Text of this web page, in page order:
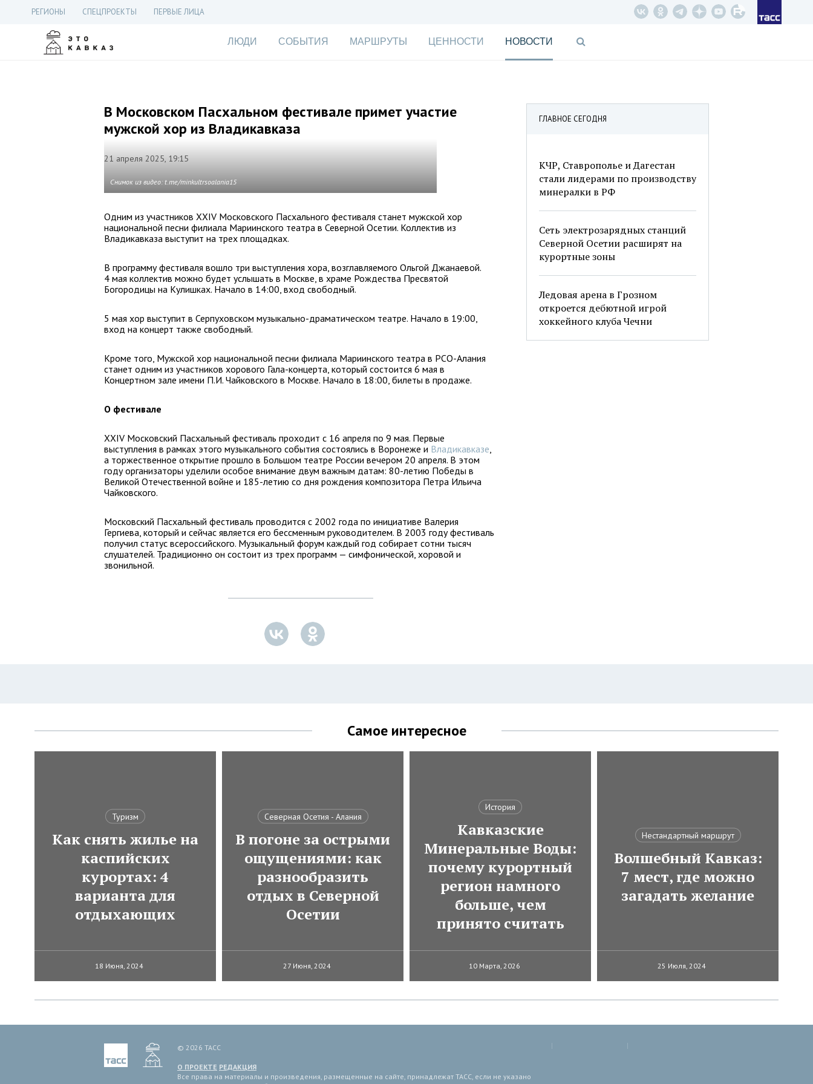
РЕГИОНЫ СПЕЦПРОЕКТЫ ПЕРВЫЕ ЛИЦА
ЛЮДИ СОБЫТИЯ МАРШРУТЫ ЦЕННОСТИ НОВОСТИ
ГЛАВНОЕ СЕГОДНЯ
КЧР, Ставрополье и Дагестан
стали лидерами по производству
минералки в РФ
Сеть электрозарядных станций
Северной Осетии расширят на
курортные зоны
Ледовая арена в Грозном
откроется дебютной игрой
хоккейного клуба Чечни
В Московском Пасхальном фестивале примет участие
мужской хор из Владикавказа
21 апреля 2025, 19:15
Снимок из видео: t.me/minkultrsoalania15
Одним из участников XХIV Московского Пасхального фестиваля станет мужской хор
национальной песни филиала Мариинского театра в Северной Осетии. Коллектив из
Владикавказа выступит на трех площадках.
В программу фестиваля вошло три выступления хора, возглавляемого Ольгой Джанаевой.
4 мая коллектив можно будет услышать в Москве, в храме Рождества Пресвятой
Богородицы на Кулишках. Начало в 14:00, вход свободный.
5 мая хор выступит в Серпуховском музыкально-драматическом театре. Начало в 19:00,
вход на концерт также свободный.
Кроме того, Мужской хор национальной песни филиала Мариинского театра в РСО-Алания
станет одним из участников хорового Гала-концерта, который состоится 6 мая в
Концертном зале имени П.И. Чайковского в Москве. Начало в 18:00, билеты в продаже.
О фестивале
XХIV Московский Пасхальный фестиваль проходит с 16 апреля по 9 мая. Первые
выступления в рамках этого музыкального события состоялись в Воронеже и Владикавказе,
а торжественное открытие прошло в Большом театре России вечером 20 апреля. В этом
году организаторы уделили особое внимание двум важным датам: 80-летию Победы в
Великой Отечественной войне и 185-летию со дня рождения композитора Петра Ильича
Чайковского.
Московский Пасхальный фестиваль проводится с 2002 года по инициативе Валерия
Гергиева, который и сейчас является его бессменным руководителем. В 2003 году фестиваль
получил статус всероссийского. Музыкальный форум каждый год собирает сотни тысяч
слушателей. Традиционно он состоит из трех программ — симфонической, хоровой и
звонильной.
Самое интересное
Туризм
Как снять жилье на
каспийских
курортах: 4
варианта для
отдыхающих
18 Июня, 2024
Северная Осетия - Алания
В погоне за острыми
ощущениями: как
разнообразить
отдых в Северной
Осетии
27 Июня, 2024
История
Кавказские
Минеральные Воды:
почему курортный
регион намного
больше, чем
принято считать
10 Марта, 2026
Нестандартный маршрут
Волшебный Кавказ:
7 мест, где можно
загадать желание
25 Июля, 2024
© 2026 ТАСС
О ПРОЕКТЕ РЕДАКЦИЯ
Все права на материалы и произведения, размещенные на сайте, принадлежат ТАСС, если не указано